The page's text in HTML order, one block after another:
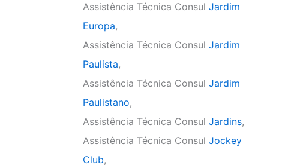
Assistência Técnica Consul Jardim
Europa,
Assistência Técnica Consul Jardim
Paulista,
Assistência Técnica Consul Jardim
Paulistano,
Assistência Técnica Consul Jardins,
Assistência Técnica Consul Jockey
Club,